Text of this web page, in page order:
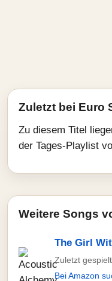
Zuletzt bei Euro
Zu diesem Titel
der Tages-Playlist
Weitere Songs
The Girl
Zuletzt
Bei Amazon